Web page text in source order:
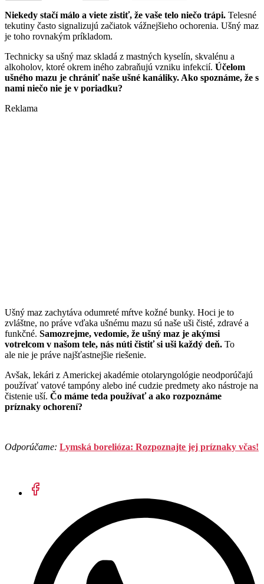
Niekedy stačí málo a viete zistiť, že vaše telo niečo trápi. Telesné
tekutiny často signalizujú začiatok vážnejšieho ochorenia. Ušný maz
je toho rovnakým príkladom.
Technicky sa ušný maz skladá z mastných kyselín, skvalénu a
alkoholov, ktoré okrem iného zabraňujú vzniku infekcií. Účelom
ušného mazu je chrániť naše ušné kanáliky. Ako spoznáme, že s
naminiečo nie je v poriadku?
Reklama
Ušný maz zachytáva odumreté mŕtve kožné bunky. Hoci je to
zvláštne, no práve vďaka ušnému mazu sú naše uši čisté, zdravé a
funkčné. Samozrejme, vedomie, že ušný maz je akýmsi
votrelcom v našom tele, nás núti čistiť si uši každý deň. To
ale nie je práve najšťastnejšie riešenie.
Avšak, lekári z Americkej akadémie otolaryngológie neodporúčajú
používať vatové tampóny alebo iné cudzie predmety ako nástroje na
čistenie uší. Čo máme teda používať a ako rozpoznáme
príznaky ochorení?
Odporúčame: Lymská borelióza: Rozpoznajte jej príznaky včas!